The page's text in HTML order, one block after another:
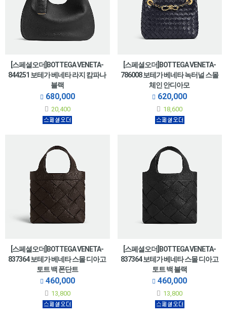
[스페셜오더]BOTTEGA VENETA-
844251 보테가 베네타 라지 캄파나
블랙
680,000
20,400
[스페셜오더]BOTTEGA VENETA-
786008 보테가 베네타 녹터널 스몰
체인 안디아모
620,000
18,600
[스페셜오더]BOTTEGA VENETA-
837364 보테가 베네타 스몰 디아고
토트 백 폰단트
460,000
13,800
[스페셜오더]BOTTEGA VENETA-
837364 보테가 베네타 스몰 디아고
토트 백 블랙
460,000
13,800